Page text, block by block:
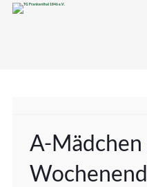
A-Mädchen